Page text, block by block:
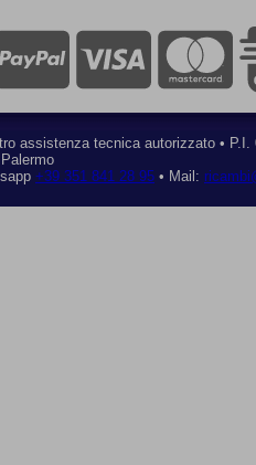
assistenza tecnica autorizzato • P.I.
+39 351 841 28 95 • Mail: